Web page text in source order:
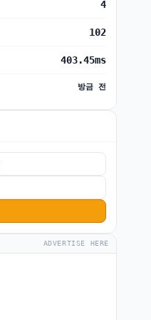
4
102
403.45ms
방금 전
ADVERTISE HERE